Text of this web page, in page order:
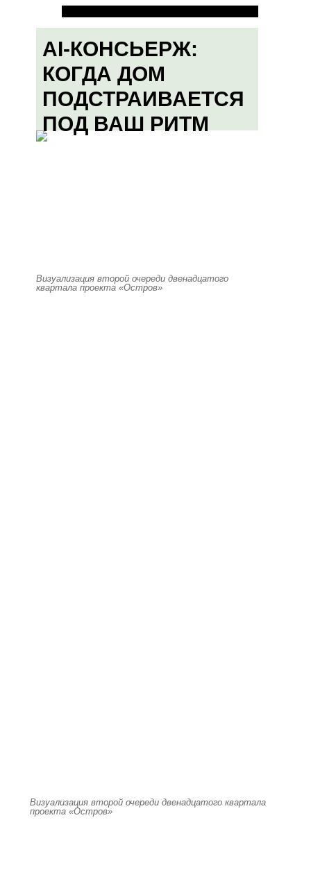
AI-КОНСЬЕРЖ:
КОГДА ДОМ
ПОДСТРАИВАЕТСЯ
ПОД ВАШ РИТМ
Визуализация второй очереди двенадцатого
квартала проекта «Остров»
Визуализация второй очереди двенадцатого квартала
проекта «Остров»